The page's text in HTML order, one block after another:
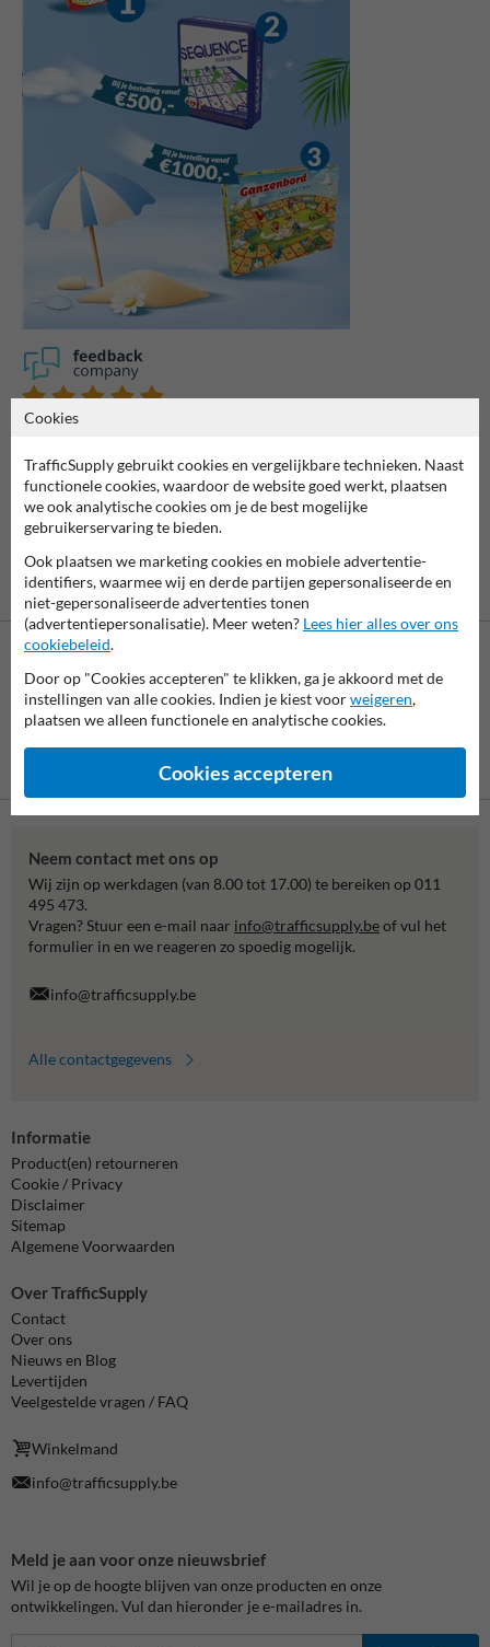
7062reviews
Neem contact met ons op
Wij zijn op werkdagen (van 8.00 tot 17.00) te bereiken op 011
495 473.
Vragen? Stuur een e-mail naar info@trafficsupply.beof vul het
formulier in en we reageren zo spoedig mogelijk.
info@trafficsupply.be
Alle contactgegevens
Informatie
Product(en) retourneren
Cookie / Privacy
Disclaimer
Sitemap
Algemene Voorwaarden
Over TrafficSupply
Contact
Over ons
Nieuws en Blog
Levertijden
Veelgestelde vragen / FAQ
Winkelmand
info@trafficsupply.be
Meld je aan voor onze nieuwsbrief
Wil je op de hoogte blijven van onze producten en onze
ontwikkelingen. Vul dan hieronder je e-mailadres in.
Cookies
TrafficSupply gebruikt cookies en vergelijkbare technieken. Naast
functionele cookies, waardoor de website goed werkt, plaatsen
we ook analytische cookies om je de best mogelijke
gebruikerservaring te bieden.
Ook plaatsen we marketing cookies en mobiele advertentie-
identifiers, waarmee wij en derde partijen gepersonaliseerde en
niet-gepersonaliseerde advertenties tonen
(advertentiepersonalisatie). Meer weten? Lees hier alles over ons
cookiebeleid.
Door op "Cookies accepteren" te klikken, ga je akkoord met de
instellingen van alle cookies. Indien je kiest voorweigeren,
plaatsen we alleen functionele en analytische cookies.
Cookies accepteren